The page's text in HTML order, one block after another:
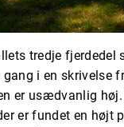
tredje
i en skrivelse
er usædvanlig
er fundet en